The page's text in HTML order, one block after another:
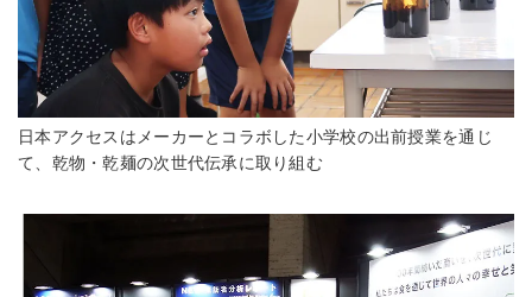
日本アクセスはメーカーとコラボした小学校の出前授業を通じ
て、乾物・乾麺の次世代伝承に取り組む